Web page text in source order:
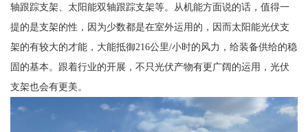
轴跟踪支架、太阳能双轴跟踪支架等。从机能方面说的话，值得一
提的是支架的性，因为少数都是在室外运用的，因而太阳能光伏支
架的有较大的才能，大能抵御216公里/小时的风力，给装备供给的稳
固的基本。跟着行业的开展，不只光伏产物有更广阔的运用，光伏
支架也会有更美。